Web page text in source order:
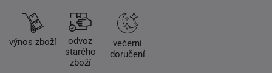
výnos zboží
odvoz
starého
zboží
večerní
doručení